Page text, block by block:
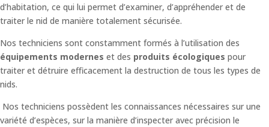
d’habitation, ce qui lui permet d’examiner, d’appréhender et de
traiter le nid de manière totalement sécurisée.
Nos techniciens sont constamment formés à l’utilisation des
équipements modernes et des produits écologiques pour
traiter et détruire efficacement la destruction de tous les types de
nids.
Nos techniciens possèdent les connaissances nécessaires sur une
variété d’espèces, sur la manière d’inspecter avec précision le